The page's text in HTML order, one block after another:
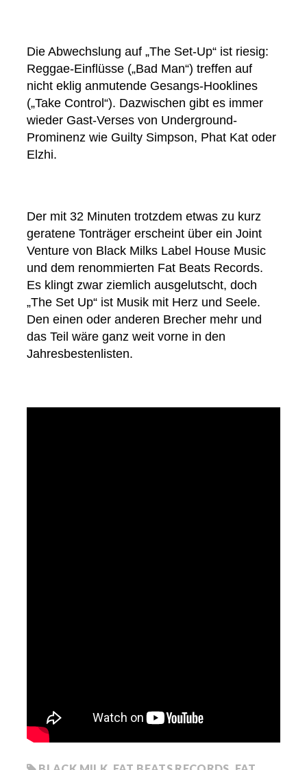
Die Abwechslung auf „The Set-Up“ ist riesig:
Reggae-Einflüsse („Bad Man“) treffen auf
nicht eklig anmutende Gesangs-Hooklines
(„Take Control“). Dazwischen gibt es immer
wieder Gast-Verses von Underground-
Prominenz wie Guilty Simpson, Phat Kat oder
Elzhi.
Der mit 32 Minuten trotzdem etwas zu kurz
geratene Tonträger erscheint über ein Joint
Venture von Black Milks Label House Music
und dem renommierten Fat Beats Records.
Es klingt zwar ziemlich ausgelutscht, doch
„The Set Up“ ist Musik mit Herz und Seele.
Den einen oder anderen Brecher mehr und
das Teil wäre ganz weit vorne in den
Jahresbestenlisten.